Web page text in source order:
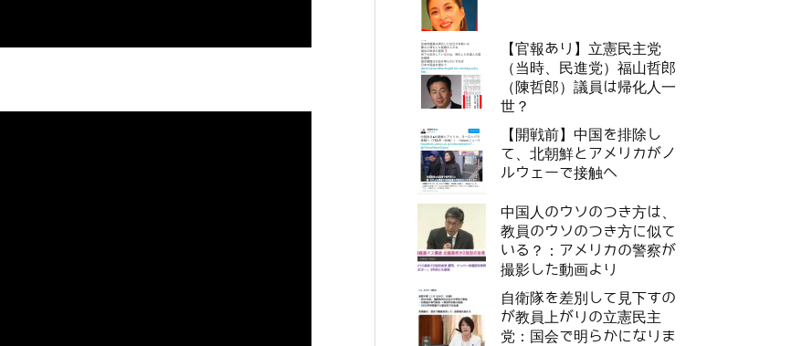
【官報あり】立憲民主党
（当時、民進党）福山哲郎
（陳哲郎）議員は帰化人一
世？
【開戦前】中国を排除し
て、北朝鮮とアメリカがノ
ルウェーで接触へ
中国人のウソのつき方は、
教員のウソのつき方に似て
いる？：アメリカの警察が
撮影した動画より
自衛隊を差別して見下すの
が教員上がりの立憲民主
党：国会で明らかになりま